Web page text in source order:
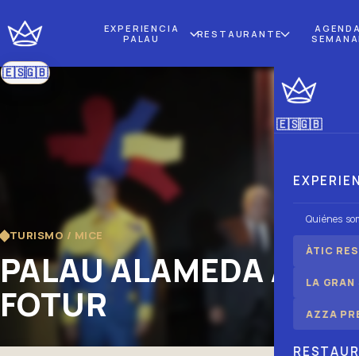
🇪🇸Español
|🇬🇧
Inglés
EXPERIENCIA
PALAU
RESTAURANTE
AGENDA
🇪🇸Español
|🇬🇧
Inglés
Quiénes
ÀTIC
LA GRAN
AZZA
TURISMO / MICE
PALAU ALAMEDA
FOTUR